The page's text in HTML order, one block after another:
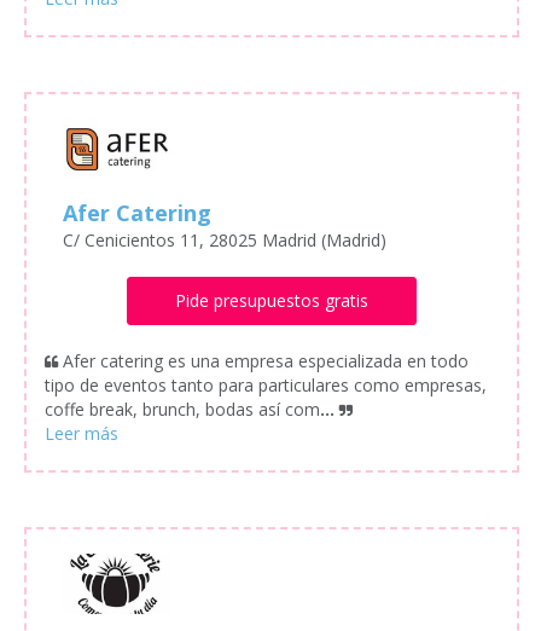
Afer Catering
C/ Cenicientos 11, 28025 Madrid (Madrid)
Pide presupuestos gratis
Afer catering es una empresa especializada en todo
tipo de eventos tanto para particulares como empresas,
coffe break, brunch, bodas así com...